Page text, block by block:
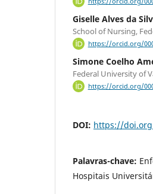
Giselle Alves da
School of Nursing,
https://orcid.org/
Simone Coelho
Federal University of
https://orcid.org/
DOI: https://
Palavras-chave:
Hospitais